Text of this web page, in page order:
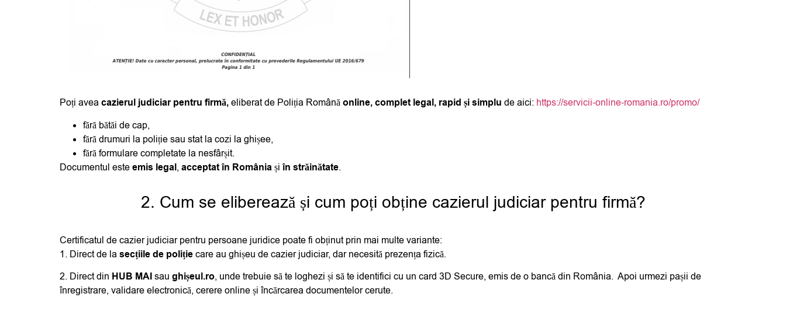
Poți avea cazierul judiciar pentru firmă,eliberat de Poliția Românăonline, complet legal, rapid și simplu de aici: https://servicii-online-romania.ro/promo/
fără bătăi de cap,
fără drumuri la poliție sau stat la cozi la ghișee,
fără formulare completate la nesfârșit.
Documentul esteemis legal, acceptat în Româniași în străinătate.
2. Cum se eliberează și cum poți obține cazierul judiciar pentru firmă?
Certificatul de cazier judiciar pentru persoane juridice poate fi obținut prin mai multe variante:
1. Direct de la secțiile de polițiecare au ghișeu de cazier judiciar, dar necesită prezența fizică.
2. Direct din HUB MAIsau ghișeul.ro, unde trebuie să te loghezi și să te identifici cu un card 3D Secure, emis de o bancă din România. Apoi urmezi pașii de
înregistrare, validare electronică, cerere online și încărcarea documentelor cerute.